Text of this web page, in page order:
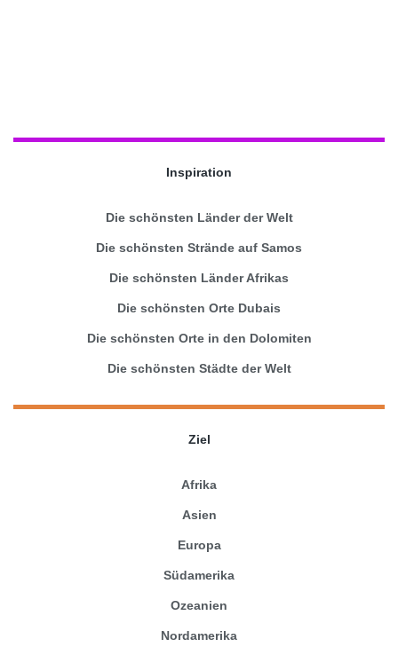
Inspiration
Die schönsten Länder der Welt
Die schönsten Strände auf Samos
Die schönsten Länder Afrikas
Die schönsten Orte Dubais
Die schönsten Orte in den Dolomiten
Die schönsten Städte der Welt
Ziel
Afrika
Asien
Europa
Südamerika
Ozeanien
Nordamerika